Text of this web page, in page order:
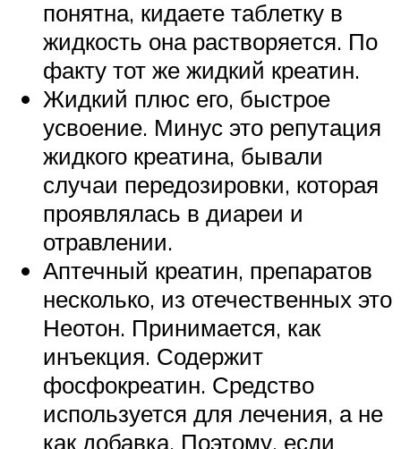
понятна, кидаете таблетку в
жидкость она растворяется. По
факту тот же жидкий креатин.
Жидкий плюс его, быстрое
усвоение. Минус это репутация
жидкого креатина, бывали
случаи передозировки, которая
проявлялась в диареи и
отравлении.
Аптечный креатин, препаратов
несколько, из отечественных это
Неотон. Принимается, как
инъекция. Содержит
фосфокреатин. Средство
используется для лечения, а не
как добавка. Поэтому, если